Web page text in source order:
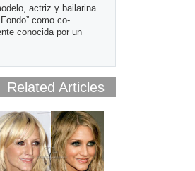
actriz y bailarina
como co-
conocida por un
Related Articles